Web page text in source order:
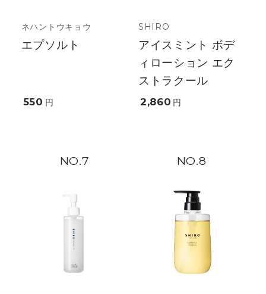
ネハントウキョウ
エプソルト
550 円
SHIRO
アイスミント ボデ
ィローション エク
ストラクール
2,860 円
7 8